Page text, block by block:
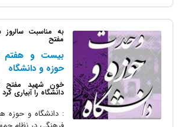
به مناسبت سالروز
مفتح
بیست و هفتم
حوزه و دانشگاه
خون شهید مفتح
دانشگاه را آبیاری کرد
: دانشگاه و حوزه هر